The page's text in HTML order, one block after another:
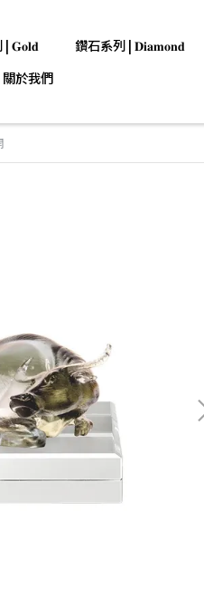
| 𝐆𝐨𝐥𝐝 鑽石系列 | 𝐃𝐢𝐚𝐦𝐨𝐧𝐝
關於我們